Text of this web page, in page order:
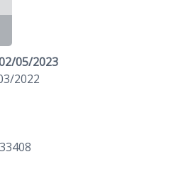
05/2023
2022